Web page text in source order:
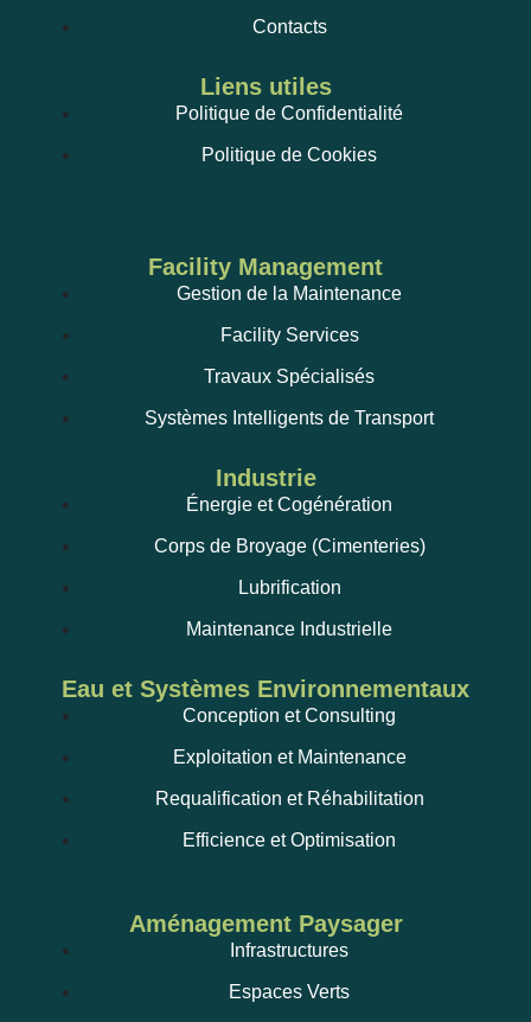
Contacts
Liens utiles
Politique de Confidentialité
Politique de Cookies
Facility Management
Gestion de la Maintenance
Facility Services
Travaux Spécialisés
Systèmes Intelligents de Transport
Industrie
Énergie et Cogénération
Corps de Broyage (Cimenteries)
Lubrification
Maintenance Industrielle
Eau et Systèmes Environnementaux
Conception et Consulting
Exploitation et Maintenance
Requalification et Réhabilitation
Efficience et Optimisation
Aménagement Paysager
Infrastructures
Espaces Verts